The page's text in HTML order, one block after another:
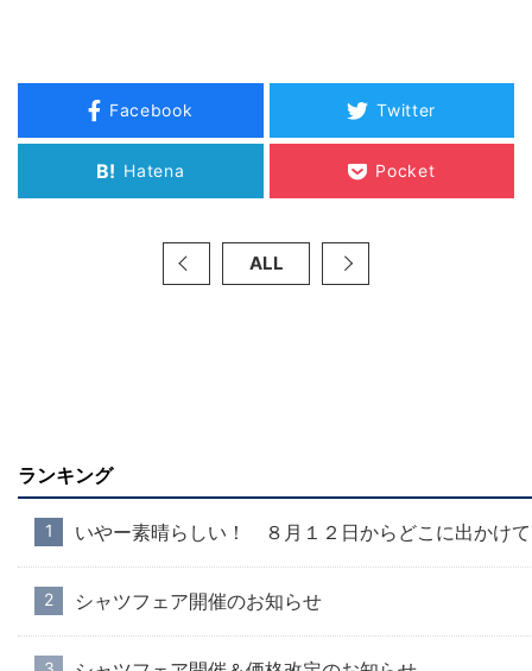
Facebook Twitter
B! Hatena Pocket
ALL
ランキング
いやー素晴らしい！ ８月１２日からどこに出かけ
シャツフェア開催のお知らせ